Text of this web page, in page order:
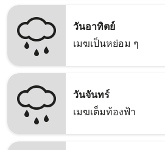
วันอาทิตย์
เมฆเป็นหย่อม ๆ
วันจันทร์
เมฆเต็มท้องฟ้า